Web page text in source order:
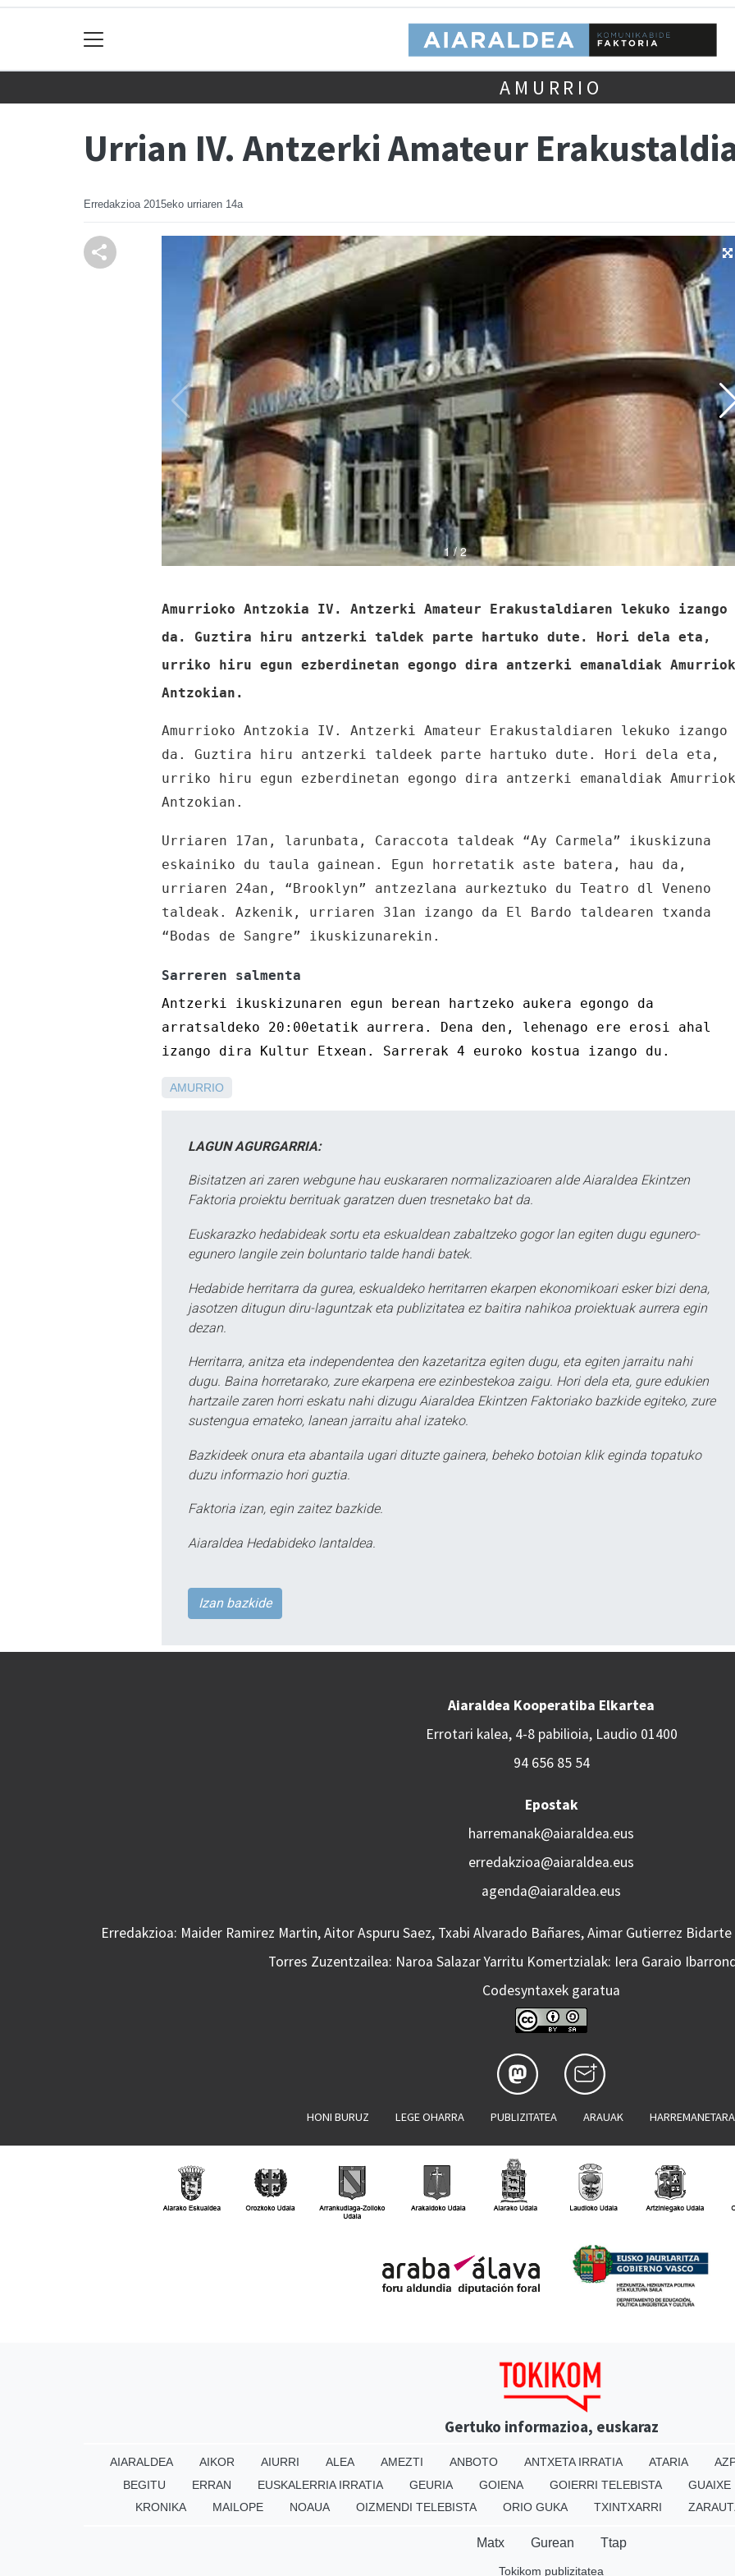
AMURRIO
Urrian IV. Antzerki Amateur
Erredakzioa 2015eko urriaren 14a
Amurrioko Antzokia IV. Antzerki Amateur Erakustaldiaren lekuko izango
da. Guztira hiru antzerki taldek parte hartuko dute. Hori dela eta,
urriko hiru egun ezberdinetan egongo dira antzerki emanaldiak
Antzokian.
Amurrioko Antzokia IV. Antzerki Amateur Erakustaldiaren lekuko izango
da. Guztira hiru antzerki taldeek parte hartuko dute. Hori dela eta,
urriko hiru egun ezberdinetan egongo dira antzerki emanaldiak
Antzokian.
Urriaren 17an, larunbata, Caraccota taldeak “Ay Carmela” ikuskizuna
eskainiko du taula gainean. Egun horretatik aste batera, hau da,
urriaren 24an, “Brooklyn” antzezlana aurkeztuko du Teatro dl Veneno
taldeak. Azkenik, urriaren 31an izango da El Bardo taldearen txanda
“Bodas de Sangre” ikuskizunarekin.
Sarreren salmenta
Antzerki ikuskizunaren egun berean hartzeko aukera egongo da
arratsaldeko 20:00etatik aurrera. Dena den, lehenago ere erosi ahal
izango dira Kultur Etxean. Sarrerak 4 euroko kostua izango du.
AMURRIO
LAGUN AGURGARRIA:
Bisitatzen ari zaren webgune hau euskararen normalizazioaren alde Aiaraldea Ekintzen
Faktoria proiektu berrituak garatzen duen tresnetako bat da.
Euskarazko hedabideak sortu eta eskualdean zabaltzeko gogor lan egiten dugu egunero-
egunero langile zein boluntario talde handi batek.
Hedabide herritarra da gurea, eskualdeko herritarren ekarpen ekonomikoari esker bizi dena,
jasotzen ditugun diru-laguntzak eta publizitatea ez baitira nahikoa proiektuak aurrera egin
dezan.
Herritarra, anitza eta independentea den kazetaritza egiten dugu, eta egiten jarraitu nahi
dugu. Baina horretarako, zure ekarpena ere ezinbestekoa zaigu. Hori dela eta, gure edukien
hartzaile zaren horri eskatu nahi dizugu Aiaraldea Ekintzen Faktoriako bazkide egiteko, zure
sustengua emateko, lanean jarraitu ahal izateko.
Bazkideek onura eta abantaila ugari dituzte gainera, beheko botoian klik eginda topatuko
duzu informazio hori guztia.
Faktoria izan, egin zaitez bazkide.
Aiaraldea Hedabideko lantaldea.
Izan bazkide
Aiaraldea Kooperatiba Elkartea
Errotari kalea, 4-8 pabilioia, Laudio 01400
94 656 85 54
Epostak
harremanak@aiaraldea.eus
erredakzioa@aiaraldea.eus
agenda@aiaraldea.eus
Erredakzioa: Maider Ramirez Martin, Aitor Aspuru Saez, Txabi Alvarado Bañares, Aimar Gutierrez
Torres Zuzentzailea: Naroa Salazar Yarritu Komertzialak: Iera Garaio
Codesyntaxek garatua
HONI BURUZ LEGE OHARRA PUBLIZITATEA ARAUAK
Gertuko informazioa, euskaraz
AIARALDEA AIKOR AIURRI ALEA AMEZTI ANBOTO ANTXETA IRRATIA ATARIA
BEGITU
ERRAN EUSKALERRIA IRRATIA GEURIA GOIENA GOIERRI TELEBISTA
GUAIXE
KRONIKA
MAILOPE NOAUA OIZMENDI TELEBISTA ORIO GUKA TXINTXARRI
Matx Gurean Ttap
Tokikom publizitatea